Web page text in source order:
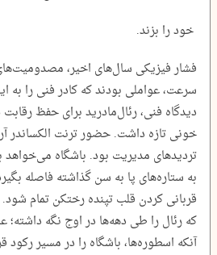
خود را بزند.
فشار فیزیکی سال‌های اخیر،
سرعت، عواملی بودند که کادر فنی را به
دیدگاه فنی، رئال‌مادرید برای حفظ
خونی تازه داشت. حضور ترنت الکساندر
تردیدهای مدیریت بود. باشگاه می‌خواهد
به ستاره‌های پا به سن گذاشته فاصله
قربانی کردن قلب تپنده‌ رختکن تمام
که رئال را طی دهه‌ها در اوج نگه داشته؛
آنکه اسطوره‌ها، باشگاه را در مسیر رکود